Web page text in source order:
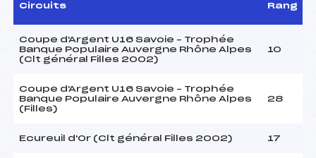
Circuits Rang
Coupe d'Argent U16 Savoie – Trophée
Banque Populaire Auvergne Rhône Alpes
(Clt général Filles 2002)
10
Coupe d'Argent U16 Savoie – Trophée
Banque Populaire Auvergne Rhône Alpes
(Filles)
28
Ecureuil d'Or (Clt général Filles 2002) 17